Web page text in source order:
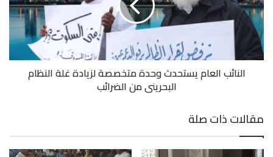
النائب العام يستحدث وحدة متخصصة لزيادة غلة النظام
البحريني من الضرائب
مقالات ذات صلة